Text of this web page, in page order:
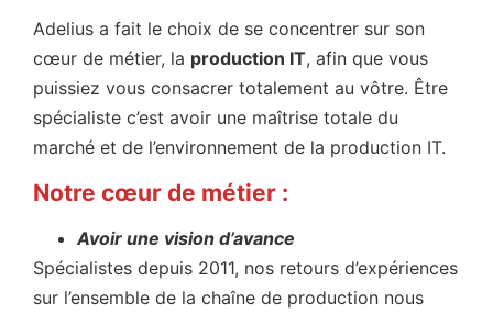
Adelius a fait le choix de se concentrer sur son
cœur de métier, la production IT, afin que vous
puissiez vous consacrer totalement au vôtre. Être
spécialiste c’est avoir une maîtrise totale du
marché et de l’environnement de la production IT.
Notre cœur de métier :
Avoir une vision d’avance
Spécialistes depuis 2011, nos retours d’expériences
sur l’ensemble de la chaîne de production nous